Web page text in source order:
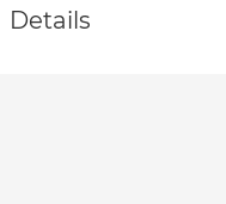
Details